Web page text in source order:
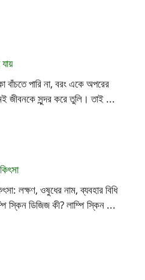
পারি না, বরং একে অপরের
জীবনকে সুন্দর করে তুলি। তাই ...
লক্ষণ, ওষুধের নাম, ব্যবহার বিধি
স্কিন ডিজিজ কী? লাম্পি স্কিন ...